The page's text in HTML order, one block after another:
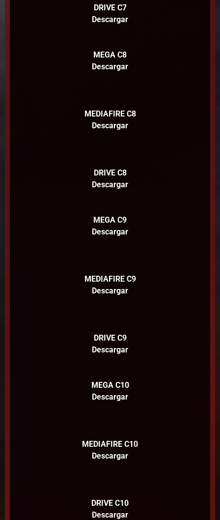
DRIVE C7
Descargar
MEGA C8
Descargar
MEDIAFIRE C8
Descargar
DRIVE C8
Descargar
MEGA C9
Descargar
MEDIAFIRE C9
Descargar
DRIVE C9
Descargar
MEGA C10
Descargar
MEDIAFIRE C10
Descargar
DRIVE C10
Descargar